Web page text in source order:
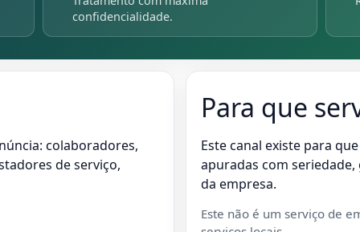
confidencialidade.
colaboradores,
de serviço,
Para que
Este canal existe para
apuradas com
da empresa.
Este não é um serviço de